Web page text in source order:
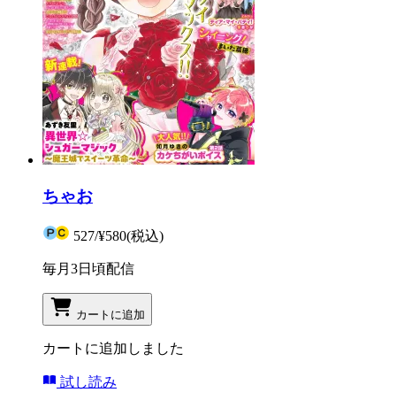
ちゃお
527/¥580(税込)
毎月3日頃配信
カートに追加
カートに追加しました
試し読み